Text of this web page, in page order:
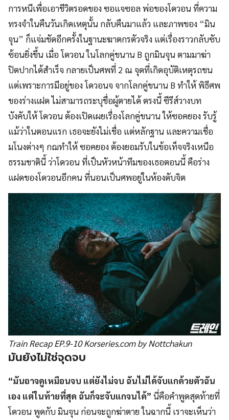
การหนีเพื่อเอาชีวิตรอดของ ซอแจซอล พ่อของโดวอน ที่ความ
ทรงจำในคืนวันเกิดเหตุนั้น กลับคืนมาแล้ว และภาพของ “มิน
จุน” ก็แจ่มชัดอีกครั้งในฐานะฆาตกรตัวจริง แต่เรื่องราวกลับซับ
ซ้อนยิ่งขึ้น เมื่อ โดวอน ในโลกคู่ขนาน B ถูกมินจุน ตามมาฆ่า
ปิดปากได้สำเร็จ กลายเป็นศพที่ 2 ณ จุดที่เกิดอุบัติเหตุรถชน
แต่เพราะการมีอยู่ของ โดวอนจ จากโลกคู่ขนาน B ทำให้ พิธีศพ
ของร่างแฝด ไม่สามารถระบุชื่อผู้ตายได้ ตรงนี้ ซีรีส์วางบท
บังคับให้ โดวอน ต้องเปิดเผยเรื่องโลกคู่ขนาน ให้ซอคยอง รับรู้
แม้ว่าในตอนแรก เธอจะยังไม่เชื่อ แต่หลักฐาน และความเชื่อ
มโนงต่างๆ กฌทำให้ ซอคยอง ต้องยอมรับในข้อเท็จจริงเหนือ
ธรรมชาตินี้ ว่าโดวอน ที่เป็นหัวหน้าทีมของเธอตอนนี้ คือร่าง
แฝดของโดวอนอีกคน ที่นอนเป็นศพอยู่ในห้องดับจิต
Train Recap EP.9-10 Korseries.com by Nottchakun
มันยังไม่ใช่จุดจบ
“มันอาจดูเหมือนจบ แต่ยังไม่จบ ฉันไม่ได้จับแกด้วยตัวฉัน
เอง แต่ในท้ายที่สุด ฉันก็จะจับแกจนได้” นี่คือคำพูดสุดท้ายที่
โดวอน พูดกับ มินจุน ก่อนจะถูกฆ่าตาย ในฉากนี้ เราจะเห็นว่า